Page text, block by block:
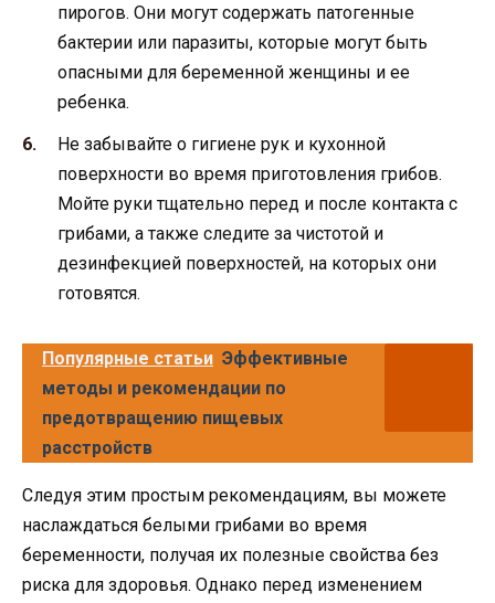
пирогов. Они могут содержать патогенные
бактерии или паразиты, которые могут быть
опасными для беременной женщины и ее
ребенка.
Не забывайте о гигиене рук и кухонной
поверхности во время приготовления грибов.
Мойте руки тщательно перед и после контакта с
грибами, а также следите за чистотой и
дезинфекцией поверхностей, на которых они
готовятся.
Популярные статьи Эффективные
методы и рекомендации по
предотвращению пищевых
расстройств
Следуя этим простым рекомендациям, вы можете
наслаждаться белыми грибами во время
беременности, получая их полезные свойства без
риска для здоровья. Однако перед изменением